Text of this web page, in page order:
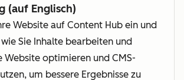
(auf Englisch)
Website auf Content Hub ein und
Sie Inhalte bearbeiten und
Website optimieren und CMS-
um bessere Ergebnisse zu